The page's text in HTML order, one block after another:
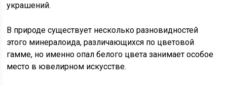
украшений.
В природе существует несколько разновидностей
этого минералоида, различающихся по цветовой
гамме, но именно опал белого цвета занимает особое
место в ювелирном искусстве.